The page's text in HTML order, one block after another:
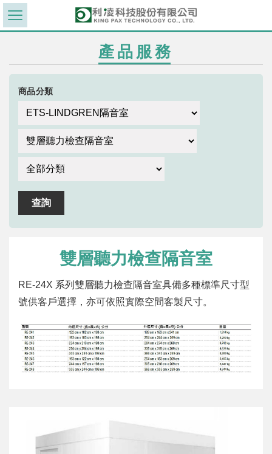
產品服務
商品分類
雙層聽力檢查隔音室
RE-24X 系列雙層聽力檢查隔音室具備多種標準尺寸型
號供客戶選擇 ，亦可依照實際空間客製尺寸。